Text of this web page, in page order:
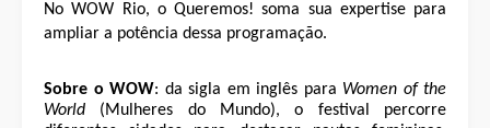
No WOW Rio, o Queremos! soma sua expertise para
ampliar a potência dessa programação.
Sobre o WOW: da sigla em inglês para Women of the
World (Mulheres do Mundo), o festival percorre